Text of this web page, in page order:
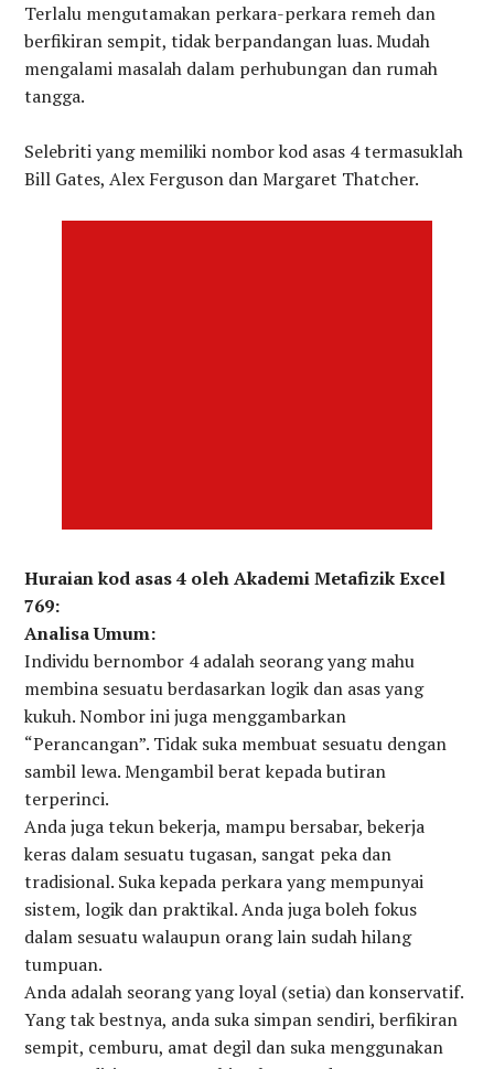
Terlalu mengutamakan perkara-perkara remeh dan
berfikiran sempit, tidak berpandangan luas. Mudah
mengalami masalah dalam perhubungan dan rumah
tangga.
Selebriti yang memiliki nombor kod asas 4 termasuklah
Bill Gates, Alex Ferguson dan Margaret Thatcher.
Huraian kod asas 4 oleh Akademi Metafizik Excel
769:
Analisa Umum:
Individu bernombor 4 adalah seorang yang mahu
membina sesuatu berdasarkan logik dan asas yang
kukuh. Nombor ini juga menggambarkan
“Perancangan”. Tidak suka membuat sesuatu dengan
sambil lewa. Mengambil berat kepada butiran
terperinci.
Anda juga tekun bekerja, mampu bersabar, bekerja
keras dalam sesuatu tugasan, sangat peka dan
tradisional. Suka kepada perkara yang mempunyai
sistem, logik dan praktikal. Anda juga boleh fokus
dalam sesuatu walaupun orang lain sudah hilang
tumpuan.
Anda adalah seorang yang loyal (setia) dan konservatif.
Yang tak bestnya, anda suka simpan sendiri, berfikiran
sempit, cemburu, amat degil dan suka menggunakan